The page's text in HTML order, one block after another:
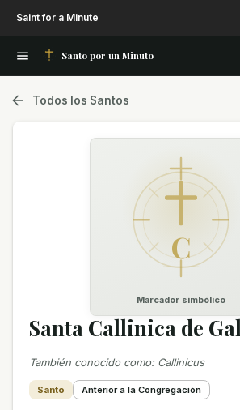
Saint for a Minute
Santo por un Minuto
Todos los Santos
C
Marcador simbólico
Santa Callinica de
También conocido como: Callinicus
Santo Anterior a la Congregación